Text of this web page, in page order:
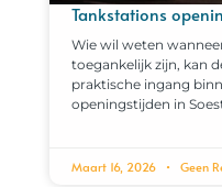
Tankstations
Wie wil weten
toegankelijk zijn, kan
praktische ingang
openingstijden in
Maart 16, 2026 Geen